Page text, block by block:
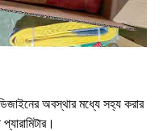
অবস্থার মধ্যে সহ্য করার